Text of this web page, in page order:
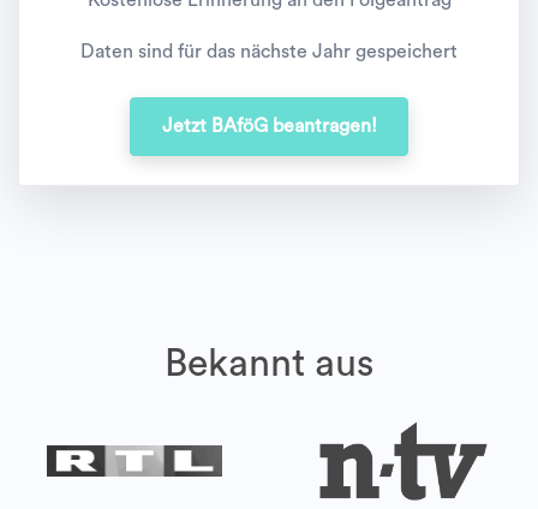
Daten sind für das nächste Jahr gespeichert
Jetzt BAföG beantragen!
Bekannt aus